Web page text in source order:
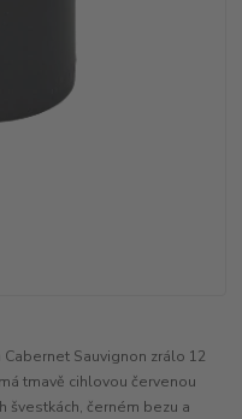
Sauvignon zrálo 12
tmavě cihlovou červenou
švestkách, černém bezu a